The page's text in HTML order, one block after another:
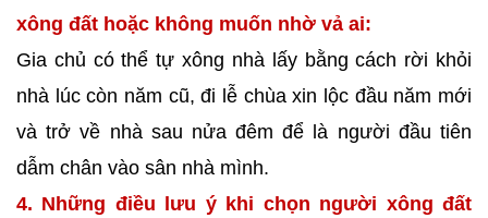
xông đất hoặc không muốn nhờ vả ai:
Gia chủ có thể tự xông nhà lấy bằng cách rời khỏi
nhà lúc còn năm cũ, đi lễ chùa xin lộc đầu năm mới
và trở về nhà sau nửa đêm để là người đầu tiên
dẫm chân vào sân nhà mình.
4. Những điều lưu ý khi chọn người xông đất